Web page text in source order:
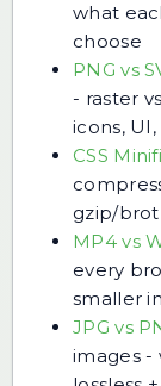
what
choose
PNG vs
- raster
icons,
CSS
gzip/
MP4 vs
every
smaller
JPG vs
images -